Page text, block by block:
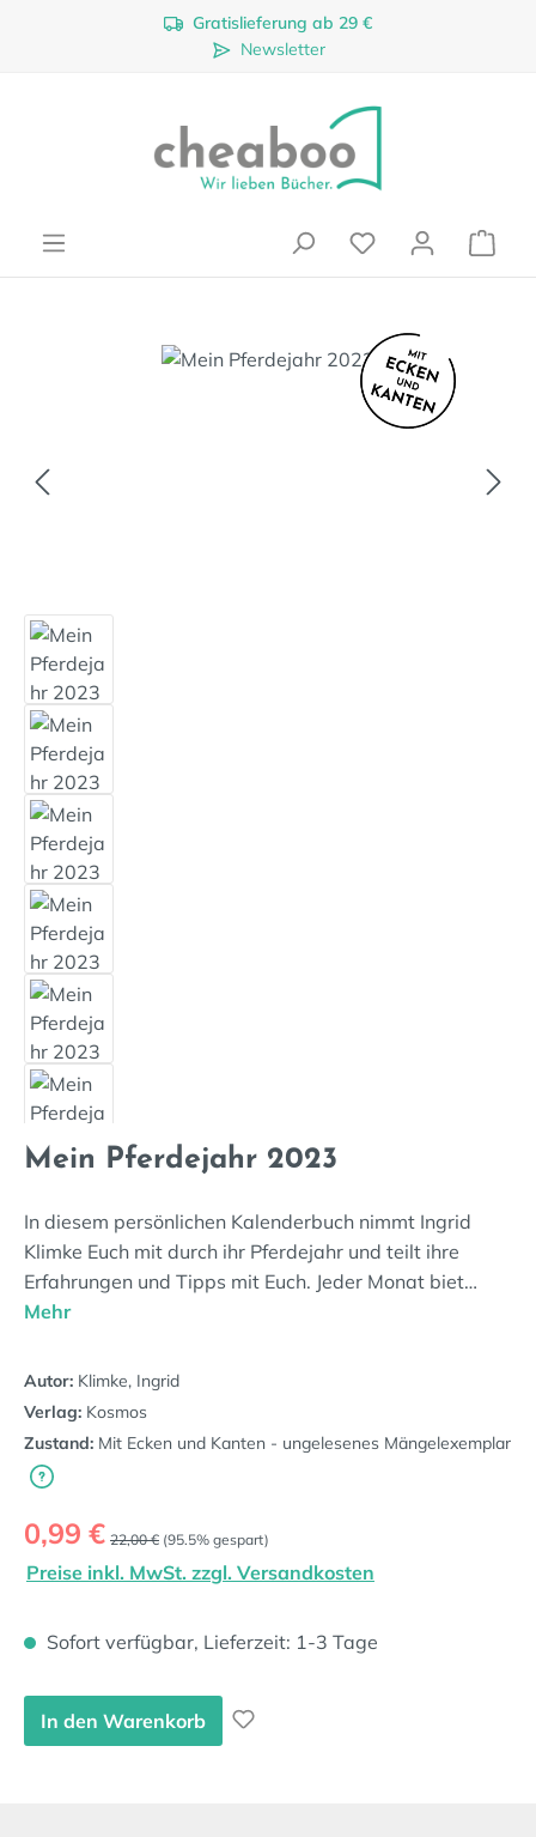
Zum Hauptinhalt springenGratislieferung ab 29 €
Newsletter
Bildergalerie überspringen
Mein Pferdejahr 2023
In diesem persönlichen Kalenderbuch nimmt Ingrid
Klimke Euch mit durch ihr Pferdejahr und teilt ihre
Erfahrungen und Tipps mit Euch. Jeder Monat biet…
Mehr
Autor: Klimke, Ingrid
Verlag: Kosmos
Zustand: Mit Ecken und Kanten - ungelesenes Mängelexemplar
Verkaufspreis:
0,99 € Regulärer Preis:
22,00 € (95.5% gespart)
Preise inkl. MwSt. zzgl. Versandkosten
Sofort verfügbar, Lieferzeit: 1-3 Tage
In den Warenkorb